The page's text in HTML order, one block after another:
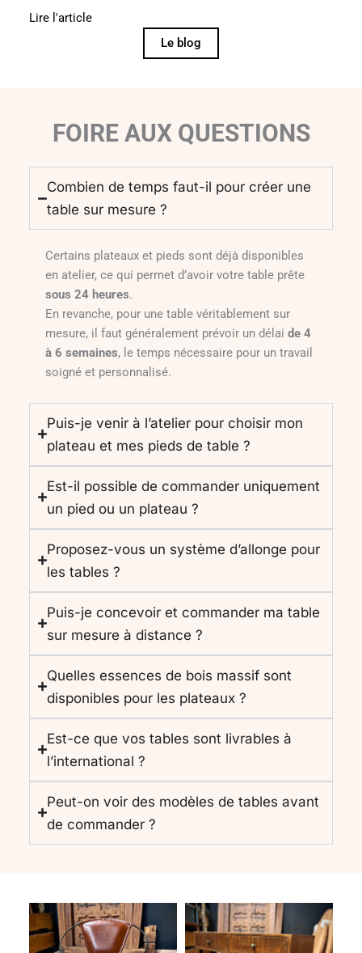
Lire l'article
Le blog
FOIRE AUX QUESTIONS
Combien de temps faut-il pour créer une
table sur mesure ?
Certains plateaux et pieds sont déjà disponibles
en atelier, ce qui permet d’avoir votre table prête
sous 24 heures.
En revanche, pour une table véritablement sur
mesure, il faut généralement prévoir un délai de 4
à 6 semaines, le temps nécessaire pour un travail
soigné et personnalisé.
Puis-je venir à l’atelier pour choisir mon
plateau et mes pieds de table ?
Est-il possible de commander uniquement
un pied ou un plateau ?
Proposez-vous un système d’allonge pour
les tables ?
Puis-je concevoir et commander ma table
sur mesure à distance ?
Quelles essences de bois massif sont
disponibles pour les plateaux ?
Est-ce que vos tables sont livrables à
l’international ?
Peut-on voir des modèles de tables avant
de commander ?